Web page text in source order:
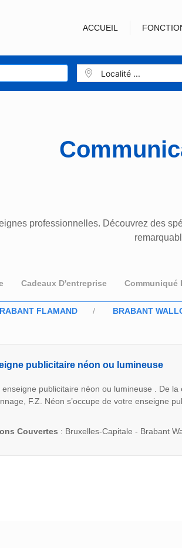
ACCUEIL
professionnelles. Découvrez des
Cadeaux D'entreprise Communiqué
FLAMAND BRABANT
publicitaire néon ou lumineuse
enseigne publicitaire néon ou lumineuse . De la
F.Z. Néon s’occupe de votre enseigne
Couvertes : Bruxelles-Capitale - Brabant